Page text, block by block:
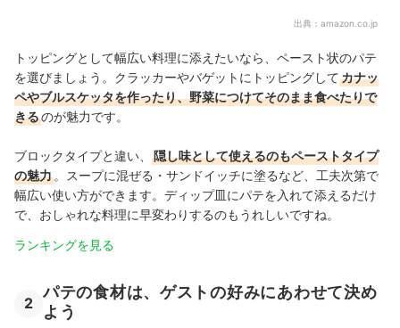
出典： amazon.co.jp
トッピングとして幅広い料理に添えたいなら、ペースト状のパテ
を選びましょう。クラッカーやバゲットにトッピングしてカナッ
ペやブルスケッタを作ったり、野菜につけてそのまま食べたりで
きるのが魅力です。
ブロックタイプと違い、
隠し味として使えるのもペーストタイプ
の魅力 。スープに混ぜる・サンドイッチに塗るなど、工夫次第で
幅広い使い方ができます。ディップ皿にパテを入れて添えるだけ
で、おしゃれな料理に早変わりするのもうれしいですね。
ランキングを見る
2
パテの食材は、ゲストの好みにあわせて決め
よう